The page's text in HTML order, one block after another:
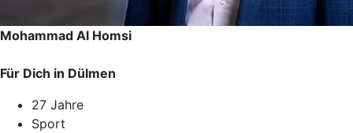
Mohammad Al Homsi
Für Dich in Dülmen
27 Jahre
Sport